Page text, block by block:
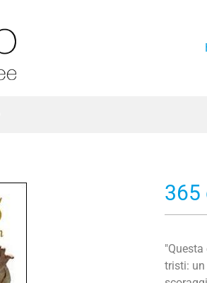
365
tristi: un